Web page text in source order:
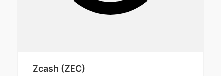
Zcash (ZEC)